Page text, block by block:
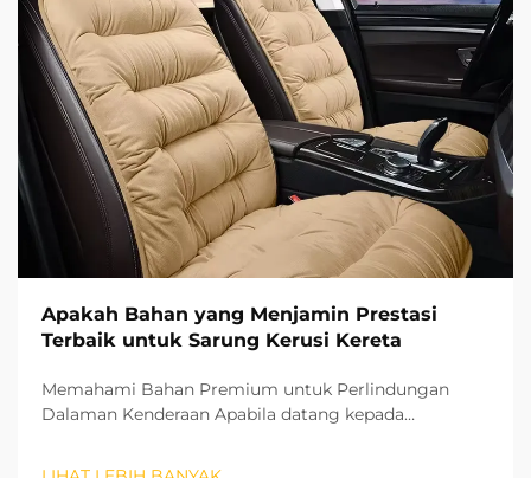
Apakah Bahan yang Menjamin Prestasi
Terbaik untuk Sarung Kerusi Kereta
Memahami Bahan Premium untuk Perlindungan
Dalaman Kenderaan Apabila datang kepada